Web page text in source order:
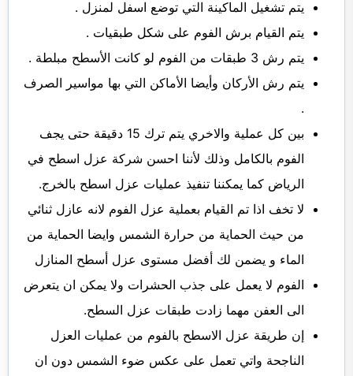
يتم تشغيل الماكينة التي توضع اسفل لمنزل .
يتم القيام برش الفوم على شكل طبقيات .
يتم رش 3 طبقات من الفوم لو كانت الأسطح مبلطة .
يتم رش الأركان وأيضا الأماكن التي بها مواسير الصرف
.
بين كل عملية والاخري يتم ترك 15 دقيقة حتى يجف
الفوم بالكامل وذلك لأننا احسن شركة عزل اسطح في
الرياض كما يمكننا تنفيذ عمليات عزل اسطح بالخرج.
لا تخف اذا تم القيام بعملية عزل الفوم لانه عازل ثنائي
من حيث الحماية من حرارة الشمس وايضا الحماية من
الماء و يضمن لك أفضل مستوى عزل أسطح المنازل
الفوم لا يعمل على جذب الحشرات ولا يمكن ان يتعرض
الى العفن مهما زادت طبقات عزل السطح.
إن طريقة عزل الاسطح بالفوم من عمليات العزل
الناجحة واتي تعمل على عكس ضوء الشمس دون ان